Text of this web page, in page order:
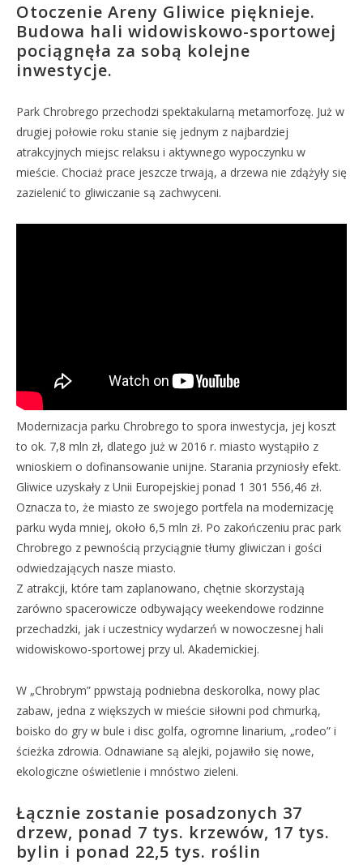
Otoczenie Areny Gliwice pięknieje.
Budowa hali widowiskowo-sportowej
pociągnęła za sobą kolejne
inwestycje.
Park Chrobrego przechodzi spektakularną metamorfozę. Już w
drugiej połowie roku stanie się jednym z najbardziej
atrakcyjnych miejsc relaksu i aktywnego wypoczynku w
mieście. Chociaż prace jeszcze trwają, a drzewa nie zdążyły się
zazielenić to gliwiczanie są zachwyceni.
Modernizacja parku Chrobrego to spora inwestycja, jej koszt
to ok. 7,8 mln zł, dlatego już w 2016 r. miasto wystąpiło z
wnioskiem o dofinansowanie unijne. Starania przyniosły efekt.
Gliwice uzyskały z Unii Europejskiej ponad 1 301 556,46 zł.
Oznacza to, że miasto ze swojego portfela na modernizację
parku wyda mniej, około 6,5 mln zł. Po zakończeniu prac park
Chrobrego z pewnością przyciągnie tłumy gliwiczan i gości
odwiedzających nasze miasto.
Z atrakcji, które tam zaplanowano, chętnie skorzystają
zarówno spacerowicze odbywający weekendowe rodzinne
przechadzki, jak i uczestnicy wydarzeń w nowoczesnej hali
widowiskowo-sportowej przy ul. Akademickiej.
W „Chrobrym” ppwstają podniebna deskorolka, nowy plac
zabaw, jedna z większych w mieście siłowni pod chmurką,
boisko do gry w bule i disc golfa, ogromne linarium, „rodeo” i
ścieżka zdrowia. Odnawiane są alejki, pojawiło się nowe,
ekologiczne oświetlenie i mnóstwo zieleni.
Łącznie zostanie posadzonych 37
drzew, ponad 7 tys. krzewów, 17 tys.
bylin i ponad 22,5 tys. roślin